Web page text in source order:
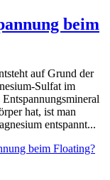
beim
auf Grund der
Sulfat im
hat, ist man
entspannt...
beim Floating?